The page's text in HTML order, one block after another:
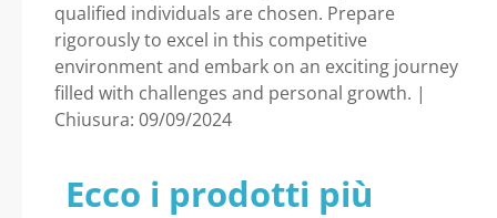
qualified individuals are chosen. Prepare
rigorously to excel in this competitive
environment and embark on an exciting journey
filled with challenges and personal growth. |
Chiusura: 09/09/2024
Ecco i prodotti più